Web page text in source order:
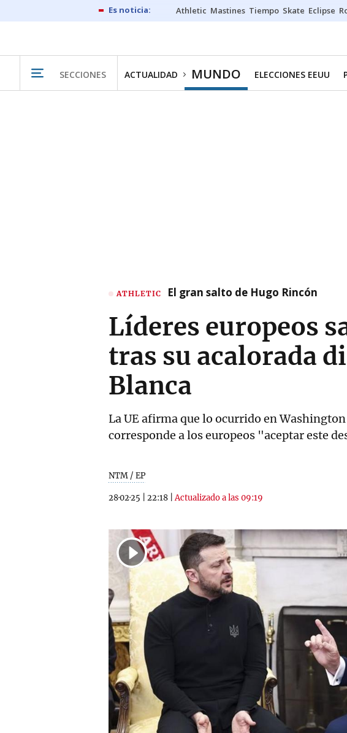
Athletic Mastines Tiempo Skate Eclipse
SECCIONES ACTUALIDAD MUNDO ELECCIONES EEUU
ATHLETIC El gran salto de Hugo Rincón
Líderes europeos
tras su acalorada
Blanca
La UE afirma que lo ocurrido en
corresponde a los europeos "aceptar este
NTM / EP
28·02·25 22:18 |Actualizado a las 09:19